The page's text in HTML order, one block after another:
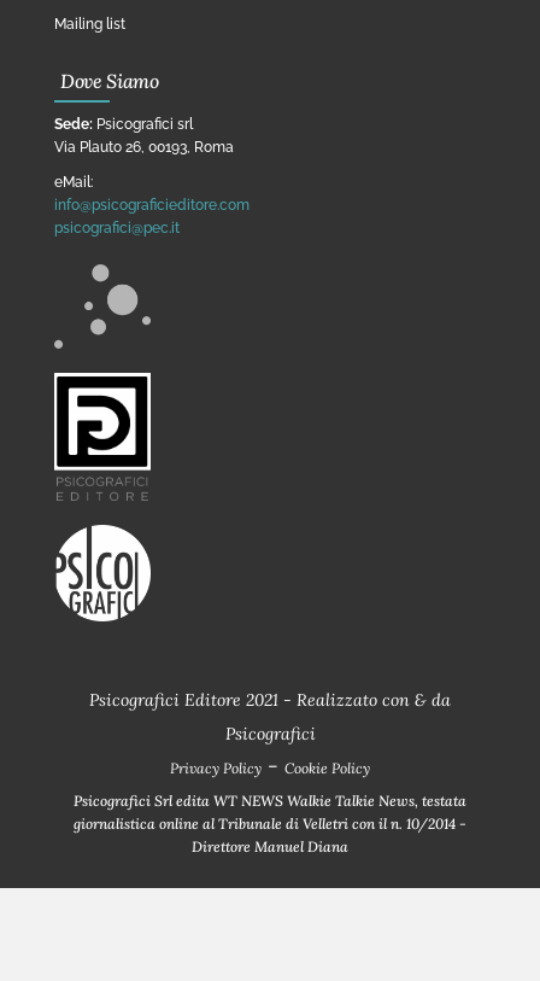
Mailing list
Dove Siamo
Sede: Psicografici srl
Via Plauto 26, 00193, Roma
eMail:
info@psicograficieditore.com
psicografici@pec.it
Psicografici Editore 2021 - Realizzato con & da
Psicografici
Privacy Policy - Cookie Policy
Psicografici Srl edita WT NEWS Walkie Talkie News, testata
giornalistica online al Tribunale di Velletri con il n. 10/2014 -
Direttore Manuel Diana